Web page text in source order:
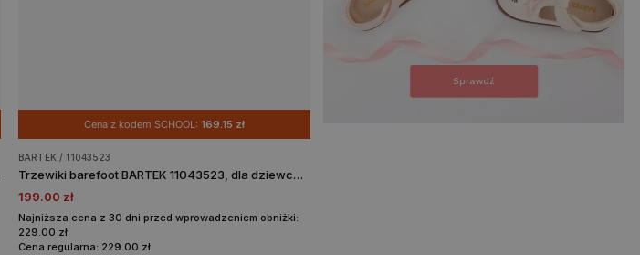
Cena z kodem SCHOOL:169.15 zł
BARTEK / 11043523
Trzewiki barefoot BARTEK 11043523, dla dziewcząt, niebieskie
199.00 zł
Najniższa cena z 30 dni przed wprowadzeniem obniżki:
229.00 zł
Cena regularna: 229.00 zł